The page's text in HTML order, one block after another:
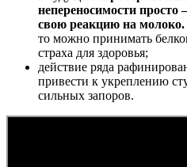
непереносимости просто
свою реакцию на молоко.
то можно принимать
страха для здоровья;
действие ряда
привести к укреплению
сильных запоров.